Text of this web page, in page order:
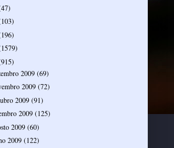
2009 (69)
2009 (72)
2009 (91)
2009 (125)
2009 (60)
2009 (122)